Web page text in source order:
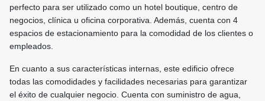
perfecto para ser utilizado como un hotel boutique, centro de
negocios, clínica u oficina corporativa. Además, cuenta con 4
espacios de estacionamiento para la comodidad de los clientes o
empleados.
En cuanto a sus características internas, este edificio ofrece
todas las comodidades y facilidades necesarias para garantizar
el éxito de cualquier negocio. Cuenta con suministro de agua,